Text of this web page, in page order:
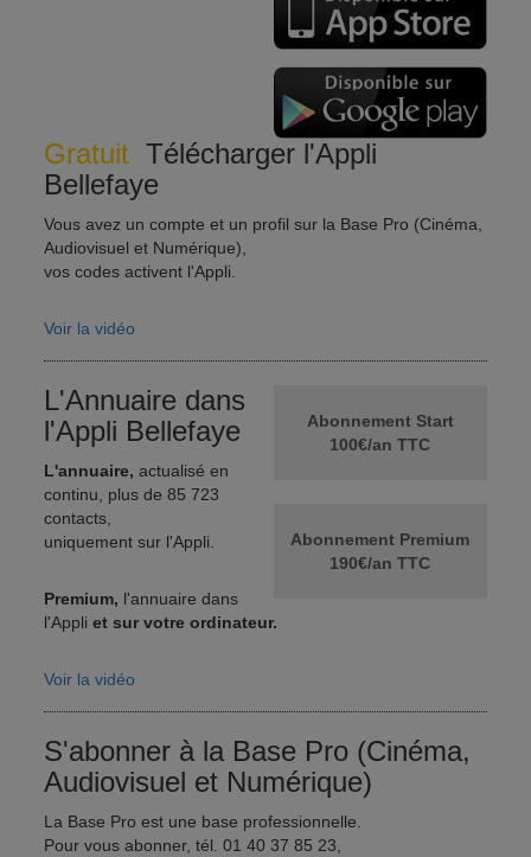
Gratuit Télécharger l'Appli
Bellefaye
Vous avez un compte et un profil sur la Base Pro (Cinéma,
Audiovisuel et Numérique),
vos codes activent l'Appli.
Voir la vidéo
Abonnement Start
100€/an TTC
Abonnement Premium
190€/an TTC
L'Annuaire dans
l'Appli Bellefaye
L'annuaire, actualisé en
continu, plus de 85 723
contacts,
uniquement sur l'Appli.
Premium, l'annuaire dans
l'Appliet sur votre ordinateur.
Voir la vidéo
S'abonner à la Base Pro (Cinéma,
Audiovisuel et Numérique)
La Base Pro est une base professionnelle.
Pour vous abonner, tél. 01 40 37 85 23,